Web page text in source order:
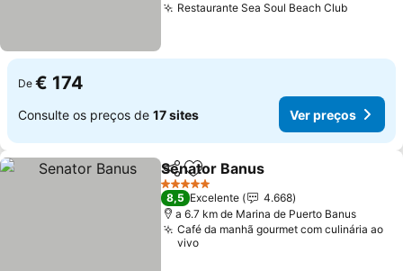
Restaurante Sea Soul Beach ClubVer
De € 174
Consulte os preços de 17 sites Ver preços
PartilharAdicionar aos favoritos
Senator Banus
5 Estrelas
8,5 Excelente
4.668
a 6.7 km de Marina de Puerto Banus
Café da manhã gourmet com culinária ao
vivo